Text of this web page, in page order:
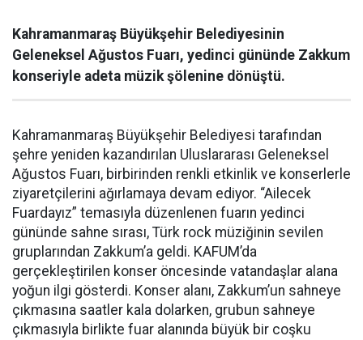
Kahramanmaraş Büyükşehir Belediyesinin
Geleneksel Ağustos Fuarı, yedinci gününde Zakkum
konseriyle adeta müzik şölenine dönüştü.
Kahramanmaraş Büyükşehir Belediyesi tarafından
şehre yeniden kazandırılan Uluslararası Geleneksel
Ağustos Fuarı, birbirinden renkli etkinlik ve konserlerle
ziyaretçilerini ağırlamaya devam ediyor. “Ailecek
Fuardayız” temasıyla düzenlenen fuarın yedinci
gününde sahne sırası, Türk rock müziğinin sevilen
gruplarından Zakkum’a geldi. KAFUM’da
gerçekleştirilen konser öncesinde vatandaşlar alana
yoğun ilgi gösterdi. Konser alanı, Zakkum’un sahneye
çıkmasına saatler kala dolarken, grubun sahneye
çıkmasıyla birlikte fuar alanında büyük bir coşku